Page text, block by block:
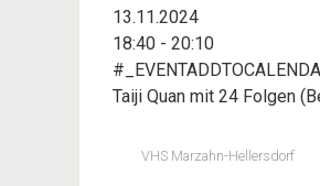
13.11.2024
18:40 - 20:10
Taiji Quan mit 24 Folgen
VHS Marzahn-Hellersdorf